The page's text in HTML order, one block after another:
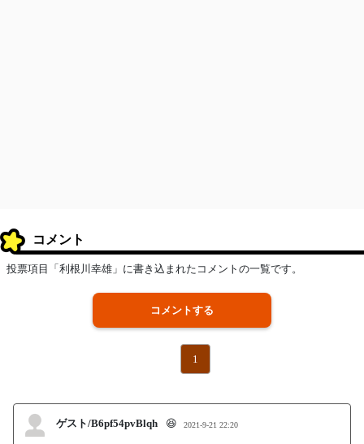
コメント
投票項目「利根川幸雄」に書き込まれたコメントの一覧です。
コメントする
1
ゲスト/B6pf54pvBlqh 😆 2021-9-21 22:20